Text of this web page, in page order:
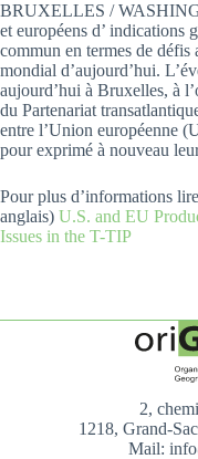
BRUXELLES /
et européens d’ indications
commun en termes de
mondial d’aujourd’hui.
aujourd’hui à Bruxelles, à
du Partenariat
entre l’Union européenne
pour exprimé à nouveau
Pour plus d’informations
anglais) U.S. and EU
Issues in the T-TIP
2,
1218, Grand-
Mail: